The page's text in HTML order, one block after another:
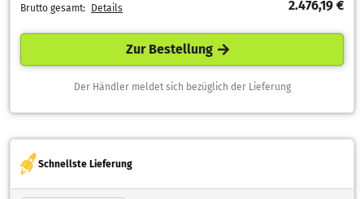
Brutto gesamt: Details 2.476,19 €
Zur Bestellung
Der Händler meldet sich bezüglich der Lieferung
Schnellste Lieferung